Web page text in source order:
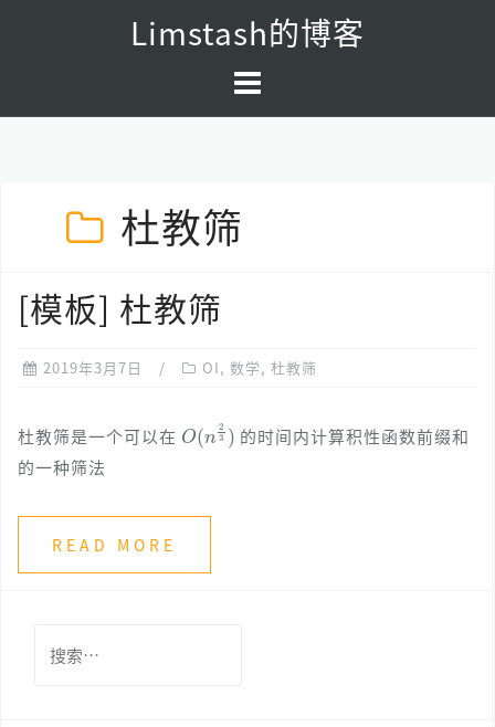
Limstash的博客
杜教筛
[模板] 杜教筛
2019年3月7日 OI, 数学, 杜教筛
杜教筛是一个可以在
( 2
的时间内计算积性函数前缀和
的一种筛法
READ MORE
索：